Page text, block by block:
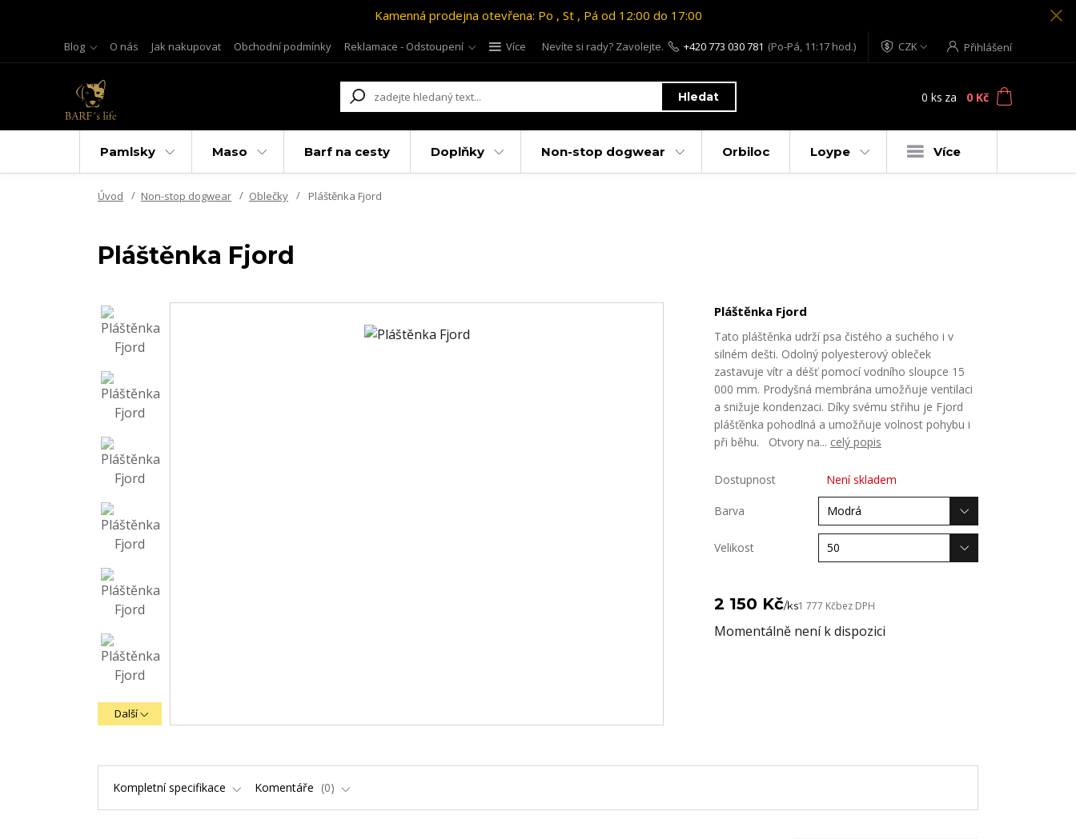
Kamenná prodejna otevřena: Po , St , Pá od 12:00 do 17:00
Blog O nás Jak nakupovat Obchodní podmínky Reklamace - Odstoupení Více CZK Přihlášení
Hledat
Nevíte si rady? Zavolejte. +420 773 030 781 (Po-Pá, 11:17 hod.)
0 ks za 0 Kč
Pamlsky Maso Barf na cesty Doplňky Non-stop dogwear Orbiloc Loype Více
Úvod Non-stop dogwear Oblečky Pláštěnka Fjord
Pláštěnka Fjord
Další
Pláštěnka Fjord
Tato pláštěnka udrží psa čistého a suchého i v
silném dešti. Odolný polyesterový obleček
zastavuje vítr a déšť pomocí vodního sloupce 15
000 mm. Prodyšná membrána umožňuje ventilaci
a snižuje kondenzaci. Díky svému střihu je Fjord
plášťěnka pohodlná a umožňuje volnost pohybu i
při běhu. Otvory na... celý popis
Dostupnost Není skladem
Barva
Velikost
2 150 Kč/ks1 777 Kčbez DPH
Momentálně není k dispozici
Kompletní specifikace Komentáře 0